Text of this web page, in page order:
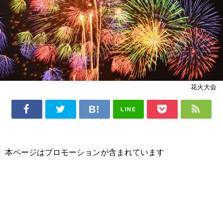
花火大会
LINE
本ページはプロモーションが含まれています